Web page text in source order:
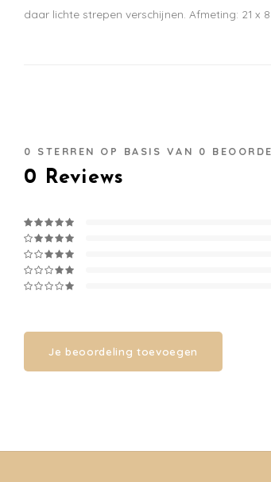
daar lichte strepen verschijnen. Afmeting: 21 x
0 STERREN OP BASIS VAN 0
0 Reviews
Je beoordeling toevoegen